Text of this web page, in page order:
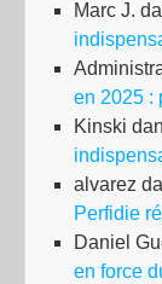
Marc J.
en 2025 :
Kinski
alvarez
Perfidie
Daniel
en force